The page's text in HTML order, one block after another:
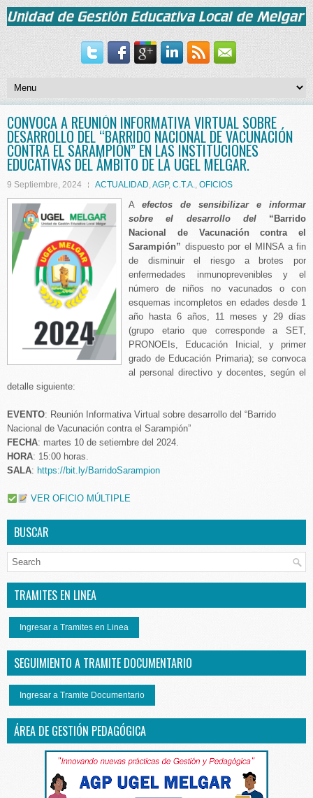
CONVOCA A REUNIÓN INFORMATIVA VIRTUAL SOBRE
DESARROLLO DEL “BARRIDO NACIONAL DE VACUNACIÓN
CONTRA EL SARAMPIÓN” EN LAS INSTITUCIONES
EDUCATIVAS DEL ÁMBITO DE LA UGEL MELGAR.
9 Septiembre, 2024 ACTUALIDAD,AGP, C.T.A., OFICIOS
A efectos de sensibilizar e informar
sobre el desarrollo del “Barrido
Nacional de Vacunación contra el
Sarampión” dispuesto por el MINSA a fin
de disminuir el riesgo a brotes por
enfermedades inmunoprevenibles y el
número de niños no vacunados o con
esquemas incompletos en edades desde 1
año hasta 6 años, 11 meses y 29 días
(grupo etario que corresponde a SET,
PRONOEIs, Educación Inicial, y primer
grado de Educación Primaria); se convoca
al personal directivo y docentes, según el
detalle siguiente:
EVENTO: Reunión Informativa Virtual sobre desarrollo del “Barrido
Nacional de Vacunación contra el Sarampión”
FECHA: martes 10 de setiembre del 2024.
HORA: 15:00 horas.
SALA: https://bit.ly/BarridoSarampion
VER OFICIO MÚLTIPLE
BUSCAR
TRAMITES EN LINEA
Ingresar a Tramites en Linea
SEGUIMIENTO A TRAMITE DOCUMENTARIO
Ingresar a Tramite Documentario
ÁREA DE GESTIÓN PEDAGÓGICA